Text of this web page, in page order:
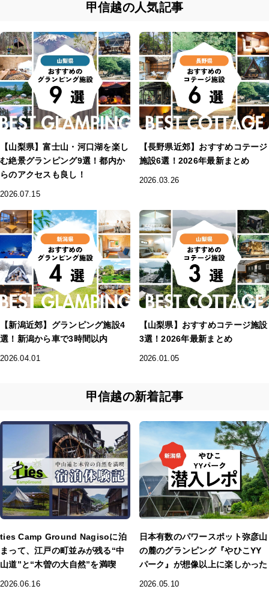
甲信越の人気記事
【山梨県】富士山・河口湖を楽し
む絶景グランピング9選！都内か
らのアクセスも良し！
2026.07.15
【長野県近郊】おすすめコテージ
施設6選！2026年最新まとめ
2026.03.26
【新潟近郊】グランピング施設4
選！新潟から車で3時間以内
2026.04.01
【山梨県】おすすめコテージ施設
3選！2026年最新まとめ
2026.01.05
甲信越の新着記事
ties Camp Ground Nagisoに泊
まって、江戸の町並みが残る“中
山道”と“木曽の大自然”を満喫
2026.06.16
日本有数のパワースポット弥彦山
の麓のグランピング『やひこYY
パーク』が想像以上に楽しかった
2026.05.10